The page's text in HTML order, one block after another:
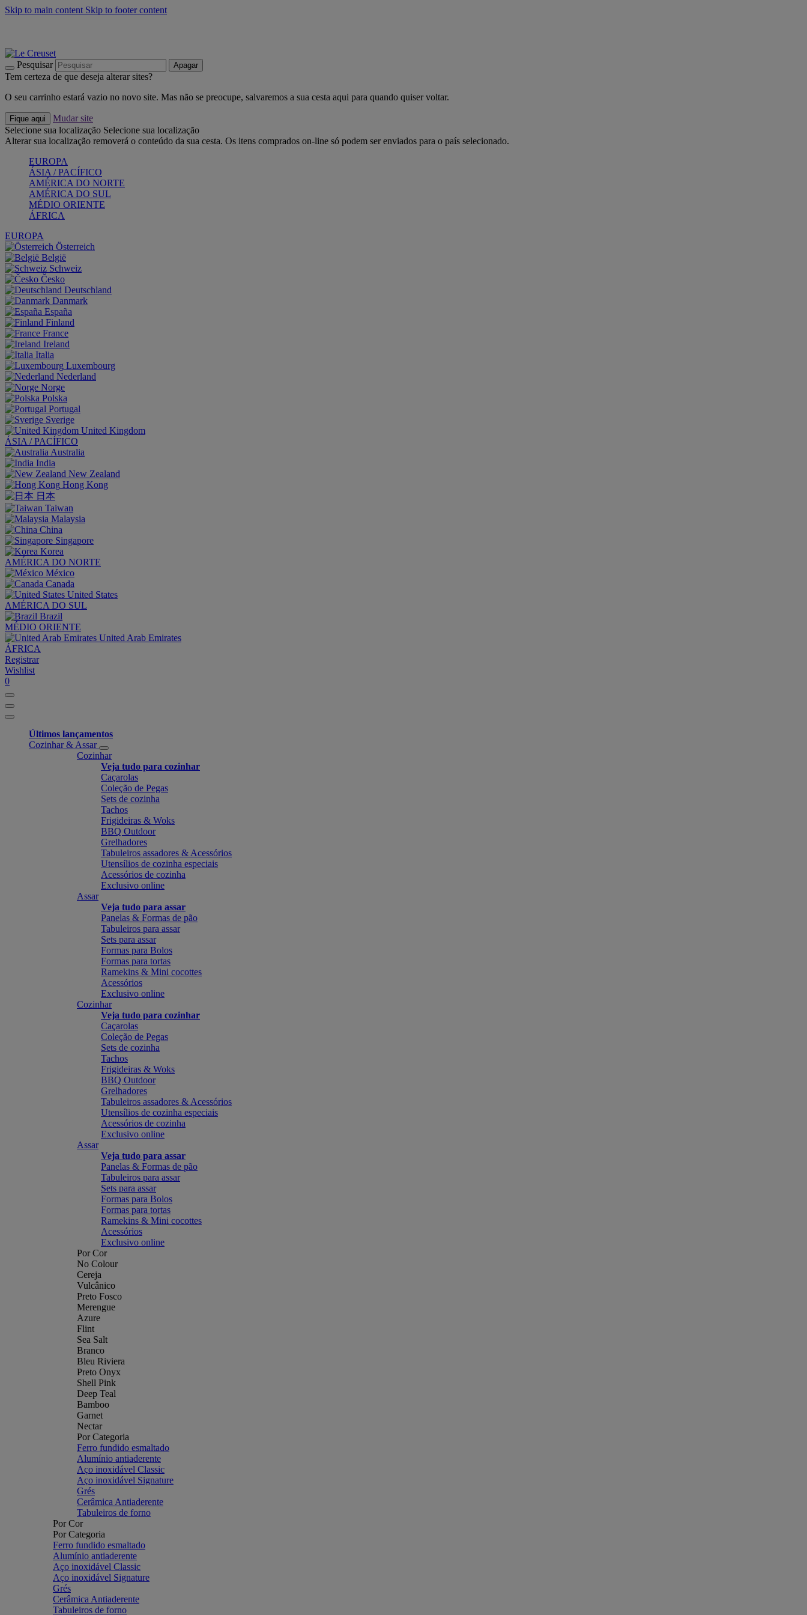
Skip to main content Skip to footer content
Pesquisar Apagar
Tem certeza de que deseja alterar sites?
O seu carrinho estará vazio no novo site. Mas não se preocupe, salvaremos a sua cesta aqui para quando quiser voltar.
Fique aqui
Mudar site
Selecione sua localização Selecione sua localização
Alterar sua localização removerá o conteúdo da sua cesta. Os itens comprados on-line só podem ser enviados para o país selecionado.
EUROPA
ÁSIA / PACÍFICO
AMÉRICA DO NORTE
AMÉRICA DO SUL
MÉDIO ORIENTE
ÁFRICA
EUROPA
Österreich
België
Schweiz
Česko
Deutschland
Danmark
España
Finland
France
Ireland
Italia
Luxembourg
Nederland
Norge
Polska
Portugal
Sverige
United Kingdom
ÁSIA / PACÍFICO
Australia
India
New Zealand
Hong Kong
日本
Taiwan
Malaysia
China
Singapore
Korea
AMÉRICA DO NORTE
México
Canada
United States
AMÉRICA DO SUL
Brazil
MÉDIO ORIENTE
United Arab Emirates
ÁFRICA
Registrar
Wishlist
0
Últimos lançamentos
Cozinhar & Assar
Cozinhar
Veja tudo para cozinhar
Caçarolas
Coleção de Pegas
Sets de cozinha
Tachos
Frigideiras & Woks
BBQ Outdoor
Grelhadores
Tabuleiros assadores & Acessórios
Utensílios de cozinha especiais
Acessórios de cozinha
Exclusivo online
Assar
Veja tudo para assar
Panelas & Formas de pão
Tabuleiros para assar
Sets para assar
Formas para Bolos
Formas para tortas
Ramekins & Mini cocottes
Acessórios
Exclusivo online
Cozinhar
Veja tudo para cozinhar
Caçarolas
Coleção de Pegas
Sets de cozinha
Tachos
Frigideiras & Woks
BBQ Outdoor
Grelhadores
Tabuleiros assadores & Acessórios
Utensílios de cozinha especiais
Acessórios de cozinha
Exclusivo online
Assar
Veja tudo para assar
Panelas & Formas de pão
Tabuleiros para assar
Sets para assar
Formas para Bolos
Formas para tortas
Ramekins & Mini cocottes
Acessórios
Exclusivo online
Por Cor
No Colour
Cereja
Vulcânico
Preto Fosco
Merengue
Azure
Flint
Sea Salt
Branco
Bleu Riviera
Preto Onyx
Shell Pink
Deep Teal
Bamboo
Garnet
Nectar
Por Categoria
Ferro fundido esmaltado
Alumínio antiaderente
Aço inoxidável Classic
Aço inoxidável Signature
Grés
Cerâmica Antiaderente
Tabuleiros de forno
Por Cor
Por Categoria
Ferro fundido esmaltado
Alumínio antiaderente
Aço inoxidável Classic
Aço inoxidável Signature
Grés
Cerâmica Antiaderente
Tabuleiros de forno